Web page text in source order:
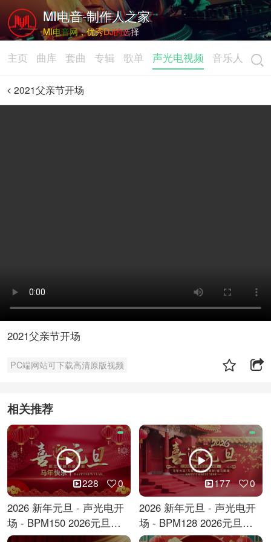
MI电音-制作人之家
MI电音网，优秀DJ的选择
主页 曲库 套曲 专辑 歌单 声光电视频 音乐人
2021父亲节开场
2021父亲节开场
PC端网站可下载高清原版视频
相关推荐
228 0
2026 新年元旦 - 声光电开
场 - BPM150 2026元旦跨
年倒计时
177 0
2026 新年元旦 - 声光电开
场 - BPM128 2026元旦马
年